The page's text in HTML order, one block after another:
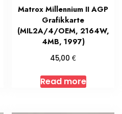
Matrox Millennium II AGP
Grafikkarte
(MIL2A/4/OEM, 2164W,
4MB, 1997)
45,00€
Read more